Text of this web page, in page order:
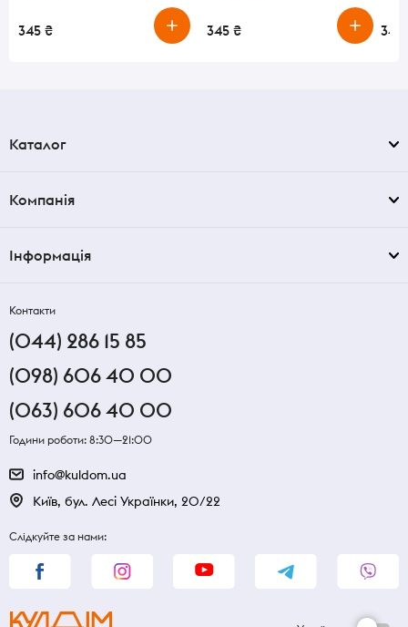
345 ₴ 345 ₴ 345
Каталог
Компанія
Інформація
Контакти
(044) 286 15 85
(098) 606 40 00
(063) 606 40 00
Години роботи: 8:30—21:00
info@kuldom.ua
Київ, бул. Лесі Українки, 20/22
Слідкуйте за нами: